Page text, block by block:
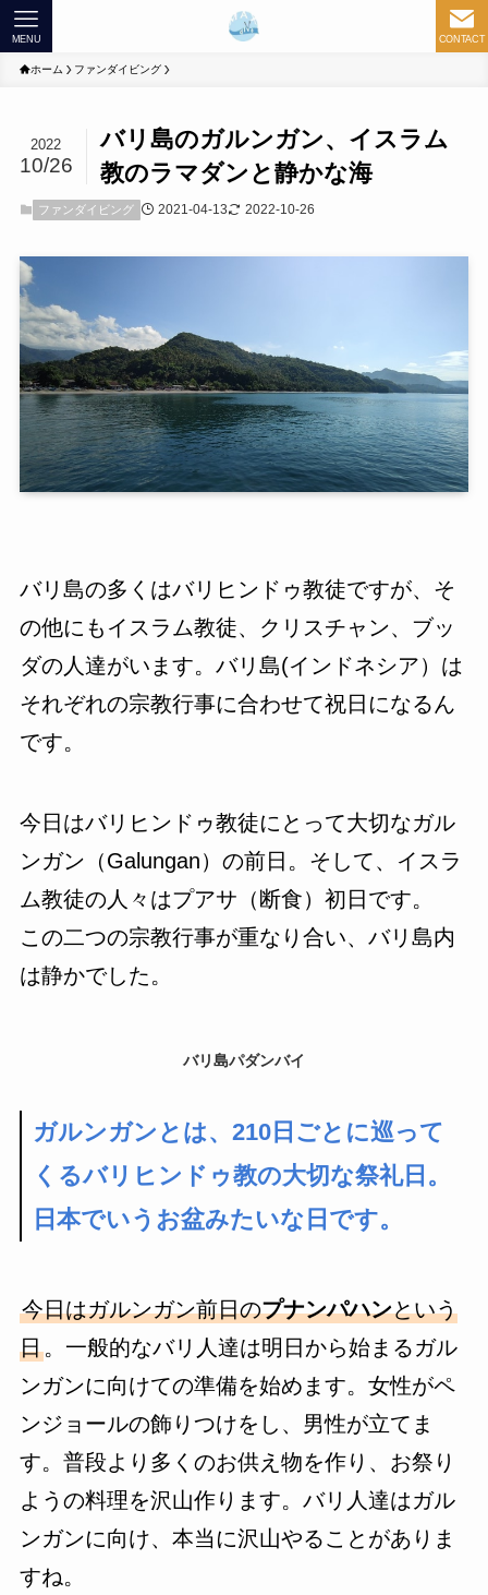
CONTACT
MENU
ホーム ファンダイビング
バリ島のガルンガン、イスラム
教のラマダンと静かな海
2022
10/26
ファンダイビング 2021-04-13 2022-10-26
バリ島の多くはバリヒンドゥ教徒ですが、そ
の他にもイスラム教徒、クリスチャン、ブッ
ダの人達がいます。バリ島(インドネシア）は
それぞれの宗教行事に合わせて祝日になるん
です。
今日はバリヒンドゥ教徒にとって大切なガル
ンガン（Galungan）の前日。そして、イスラ
ム教徒の人々はプアサ（断食）初日です。
この二つの宗教行事が重なり合い、バリ島内
は静かでした。
バリ島パダンバイ
ガルンガンとは、210日ごとに巡って
くるバリヒンドゥ教の大切な祭礼日。
日本でいうお盆みたいな日です。
今日はガルンガン前日のプナンパハンという
日。一般的なバリ人達は明日から始まるガル
ンガンに向けての準備を始めます。女性がペ
ンジョールの飾りつけをし、男性が立てま
す。普段より多くのお供え物を作り、お祭り
ようの料理を沢山作ります。バリ人達はガル
ンガンに向け、本当に沢山やることがありま
すね。